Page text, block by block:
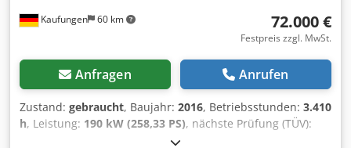
Kaufungen 60 km 72.000 €
Festpreis zzgl. MwSt.
Anfragen Anrufen
Zustand: gebraucht, Baujahr: 2016, Betriebsstunden: 3.410
h, Leistung: 190 kW (258,33 PS), nächste Prüfung (TÜV):
Allradantrieb, Klimaanlage